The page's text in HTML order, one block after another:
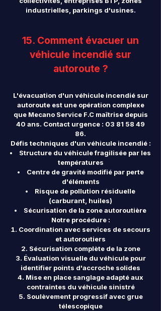
industrielles, parkings d'usines.
15. Comment évacuer un
véhicule incendié sur
autoroute ?
L'évacuation d'un véhicule incendié sur
autoroute est une opération complexe
que Mecano Service F.C maîtrise depuis
40 ans. Contact urgence : 03 81 58 49
86.
Défis techniques d'un véhicule incendié :
Structure du véhicule fragilisée par les
températures
Centre de gravité modifié par perte
d'éléments
Risque de pollution résiduelle
(carburant, huiles)
Sécurisation de la zone autoroutière
Notre procédure :
Coordination avec services de secours
et autoroutiers
Sécurisation complète de la zone
Évaluation visuelle du véhicule pour
identifier points d'accroche solides
Mise en place sanglage adapté aux
contraintes du véhicule sinistré
Soulèvement progressif avec grue
télescopique